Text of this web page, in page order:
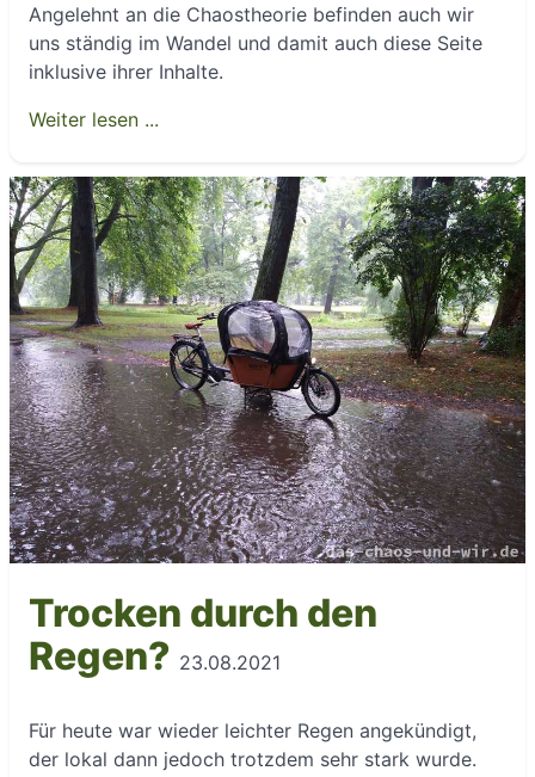
Angelehnt an die Chaostheorie befinden auch wir
uns ständig im Wandel und damit auch diese Seite
inklusive ihrer Inhalte.
Weiter lesen ...
Trocken durch den
Regen? 23.08.2021
Für heute war wieder leichter Regen angekündigt,
der lokal dann jedoch trotzdem sehr stark wurde.